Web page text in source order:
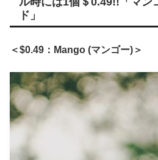
ド」
＜$0.49：Mango (マンゴー)＞